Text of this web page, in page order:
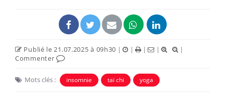
Publié le 21.07.2025 à 09h30 | | | |
|
Commenter
Mots clés : insomnie taï chi yoga